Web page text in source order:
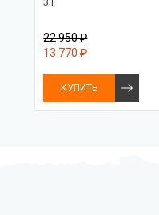
22 950 ₽
13 770 ₽
КУПИТЬ